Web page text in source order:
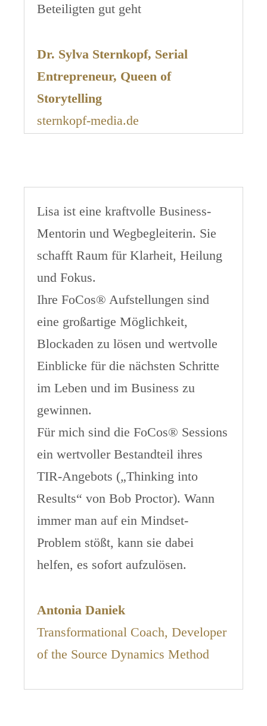
Beteiligten gut geht
Dr. Sylva Sternkopf, Serial
Entrepreneur, Queen of
Storytelling
sternkopf-media.de
Lisa ist eine kraftvolle Business-
Mentorin und Wegbegleiterin. Sie
schafft Raum für Klarheit, Heilung
und Fokus.
Ihre FoCos® Aufstellungen sind
eine großartige Möglichkeit,
Blockaden zu lösen und wertvolle
Einblicke für die nächsten Schritte
im Leben und im Business zu
gewinnen.
Für mich sind die FoCos® Sessions
ein wertvoller Bestandteil ihres
TIR-Angebots („Thinking into
Results“ von Bob Proctor). Wann
immer man auf ein Mindset-
Problem stößt, kann sie dabei
helfen, es sofort aufzulösen.
Antonia Daniek
Transformational Coach, Developer
of the Source Dynamics Method